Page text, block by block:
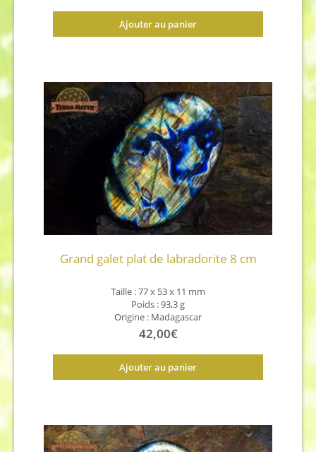
Ajouter au panier
Grand galet plat de labradorite 8 cm
Taille : 77 x 53 x 11 mm
Poids : 93,3 g
Origine : Madagascar
42,00€
Ajouter au panier